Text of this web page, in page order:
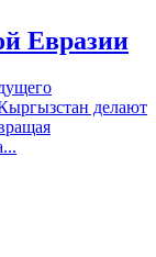
Евразии
делают